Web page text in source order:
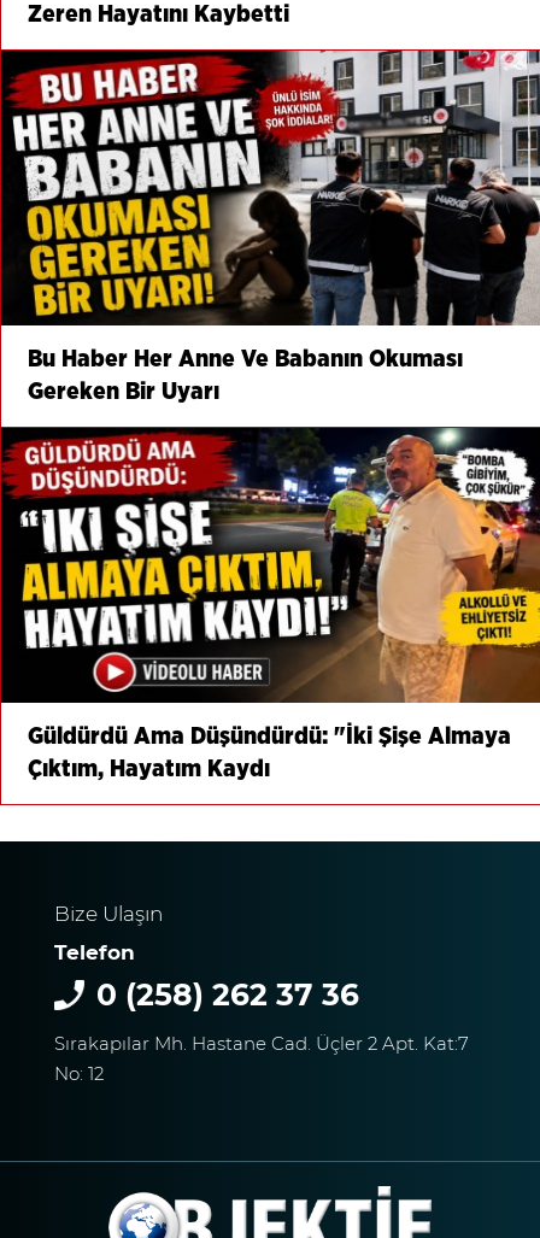
Zeren Hayatını Kaybetti
Bu Haber Her Anne Ve Babanın Okuması
Gereken Bir Uyarı
Güldürdü Ama Düşündürdü: "İki Şişe Almaya
Çıktım, Hayatım Kaydı
Bize Ulaşın
Telefon
0 (258) 262 37 36
Sırakapılar Mh. Hastane Cad. Üçler 2 Apt. Kat:7
No: 12